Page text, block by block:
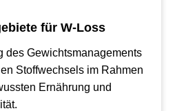
für W-Loss
des Gewichtsmanagements
Stoffwechsels im Rahmen
Ernährung und